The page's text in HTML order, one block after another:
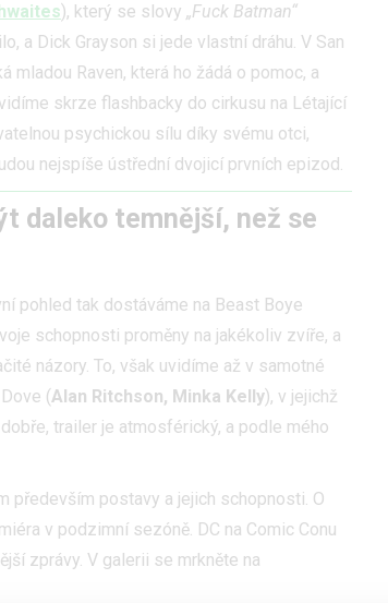
), který se slovy „Fuck Batman“
a Dick Grayson si jede vlastní dráhu. V San
mladou Raven, která ho žádá o pomoc, a
skrze flashbacky do cirkusu na Létající
psychickou sílu díky svému otci,
nejspíše ústřední dvojicí prvních epizod.
daleko temnější, než se
pohled tak dostáváme na Beast Boye
schopnosti proměny na jakékoliv zvíře, a
názory. To, však uvidíme až v samotné
(Alan Ritchson, Minka Kelly), v jejichž
trailer je atmosférický, a podle mého
především postavy a jejich schopnosti. O
v podzimní sezóně. DC na Comic Conu
zprávy. V galerii se mrkněte na